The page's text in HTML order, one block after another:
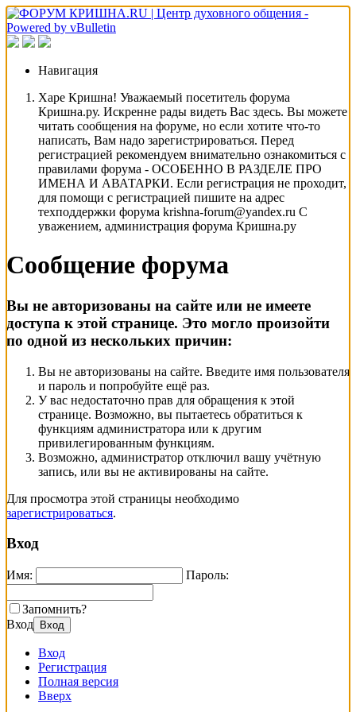
Навигация
Харе Кришна! Уважаемый посетитель форума
Кришна.ру. Искренне рады видеть Вас здесь. Вы можете
читать сообщения на форуме, но если хотите что-то
написать, Вам надо зарегистрироваться. Перед
регистрацией рекомендуем внимательно ознакомиться с
правилами форума - ОСОБЕННО В РАЗДЕЛЕ ПРО
ИМЕНА И АВАТАРКИ. Если регистрация не проходит,
для помощи с регистрацией пишите на адрес
техподдержки форума krishna-forum@yandex.ru С
уважением, администрация форума Кришна.ру
Сообщение форума
Вы не авторизованы на сайте или не имеете
доступа к этой странице. Это могло произойти
по одной из нескольких причин:
Вы не авторизованы на сайте. Введите имя пользователя
и пароль и попробуйте ещё раз.
У вас недостаточно прав для обращения к этой
странице. Возможно, вы пытаетесь обратиться к
функциям администратора или к другим
привилегированным функциям.
Возможно, администратор отключил вашу учётную
запись, или вы не активированы на сайте.
Для просмотра этой страницы необходимо
зарегистрироваться.
Вход
Имя: Пароль:
Запомнить?
Вход
Вход
Вход
Регистрация
Полная версия
Вверх